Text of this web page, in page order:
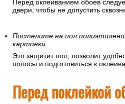
очистить его от пыли. Частички
навредить здоровью, осесть на
Плотно закройте все окна и
Перед оклеиванием обоев
двери, чтобы не допустить
Постелите на пол
картонки.